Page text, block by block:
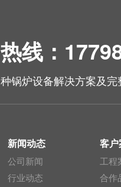
线：
锅炉设备解决方案及
新闻动态
公司新闻
行业动态
客
工程
合作